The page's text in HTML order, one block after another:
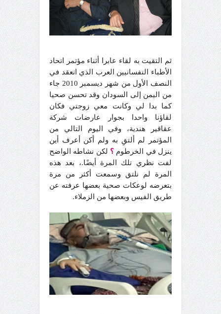
ثم التقيت به لقاء عابرا أثناء مؤتمر اتحاد
الأطباء النفسانيين العرب الذي انعقد في
النصف الأول من شهر ديسمبر 2010 جاء
من اليمن إلى السودان وقد تحسن صحيا
كما بدا لي وكانت معي زوجتي فكان
لقاؤنا واحدا بجوار عارضات شركة
عقاقير هندية، وفي اليوم التالي من
المؤتمر لم ألتقِ به ولم أكن أعرف أين
ينزل في الخرطوم ؟ لكن نشاطه الواضح
لفت نظري تلك المرة أيضًا.، بعد هذه
المرة لم نلتق وسمعت أكثر من مرة
بتعرضه لوعكات صحية بعضها عرفته عن
طريق الفيس وبعضها من الزملاء.